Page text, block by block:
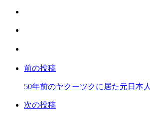
ク
マ
ー
に
ア
シ
ア
前の投稿
50年前のヤクーツクに居た元日本人
次の投稿